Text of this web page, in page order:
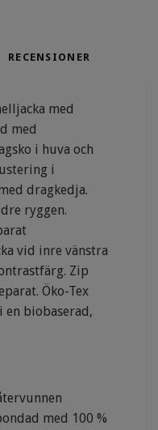
RECENSIONER
med
med
i huva och
i
dragkedja.
ryggen.
vid inre vänstra
Zip
Öko-Tex
en biobaserad,
med 100 %